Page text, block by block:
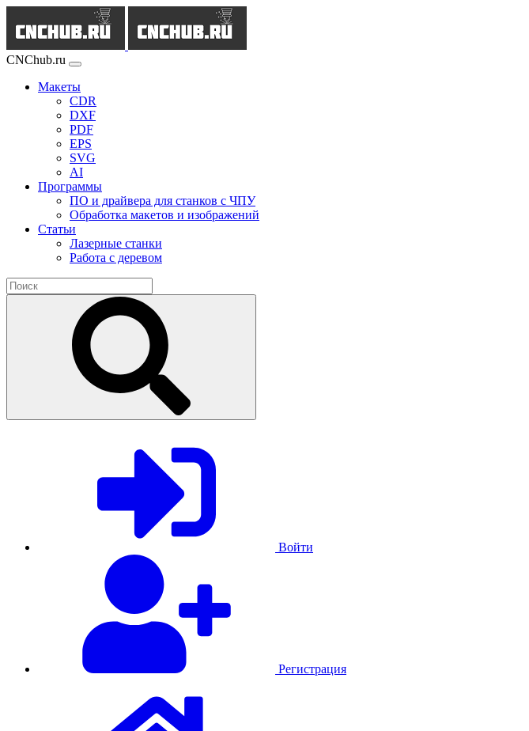
CNChub.ru
Макеты
CDR
DXF
PDF
EPS
SVG
AI
Программы
ПО и драйвера для станков с ЧПУ
Обработка макетов и изображений
Статьи
Лазерные станки
Работа с деревом
Войти
Регистрация